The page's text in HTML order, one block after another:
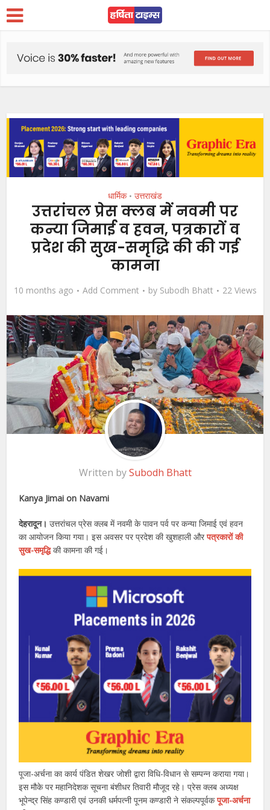
धार्मिक • उत्तराखंड
उत्तरांचल प्रेस क्लब में नवमी पर
कन्या जिमाई व हवन, पत्रकारों व
प्रदेश की सुख-समृद्धि की की गई
कामना
10 months ago Add Comment by Subodh Bhatt 22 Views
Written bySubodh Bhatt
Kanya Jimai on Navami
देहरादून।उत्तरांचल प्रेस क्लब में नवमी के पावन पर्व पर कन्या जिमाई एवं हवन
का आयोजन किया गया। इस अवसर पर प्रदेश की खुशहाली औरपत्रकारों की
सुख-समृद्धिकी कामना की गई।
पूजा-अर्चना का कार्य पंडित शेखर जोशी द्वारा विधि-विधान से सम्पन्न कराया गया।
इस मौके पर महानिदेशक सूचना बंशीधर तिवारी मौजूद रहे। प्रेस क्लब अध्यक्ष
भूपेन्द्र सिंह कण्डारी एवं उनकी धर्मपत्नी पूनम कण्डारी ने संकल्पपूर्वकपूजा-अर्चना